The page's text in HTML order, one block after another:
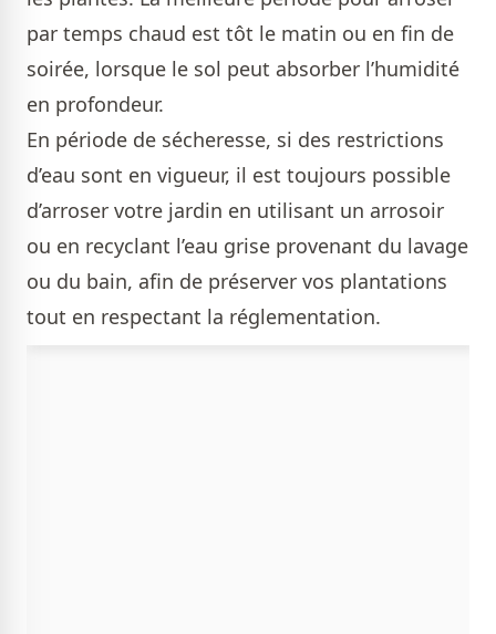
par temps chaud est tôt le matin ou en fin de
soirée, lorsque le sol peut absorber l’humidité
en profondeur.
En période de sécheresse, si des restrictions
d’eau sont en vigueur, il est toujours possible
d’arroser votre jardin en utilisant un arrosoir
ou en recyclant l’eau grise provenant du lavage
ou du bain, afin de préserver vos plantations
tout en respectant la réglementation.